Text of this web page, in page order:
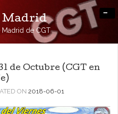
Madrid
de CGT
-
de Octubre (CGT en
ON 2018-06-01